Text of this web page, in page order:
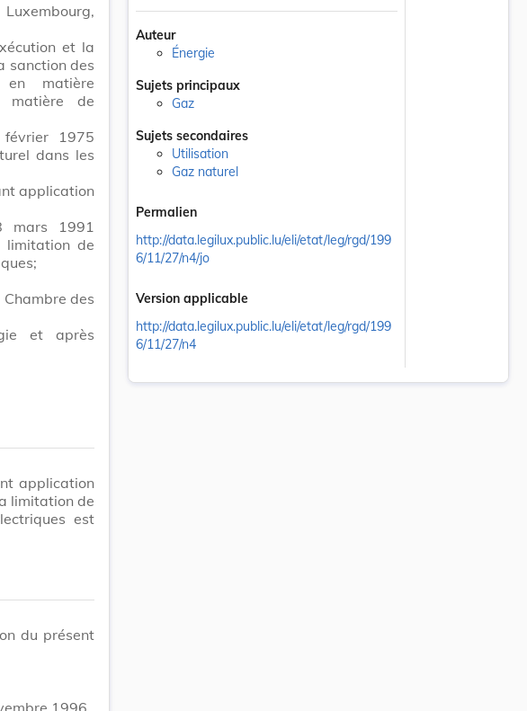
et la
sanction des
en matière
matière de
1975
dans les
application
mars 1991
de
des
et après
application
limitation de
est
du présent
1996.
Auteur
Énergie
Sujets principaux
Gaz
Sujets secondaires
Utilisation
Gaz naturel
Permalien
http://data.legilux.public.lu/eli/etat/leg/rgd/199
6/11/27/n4/jo
Version applicable
http://data.legilux.public.lu/eli/etat/leg/rgd/199
6/11/27/n4